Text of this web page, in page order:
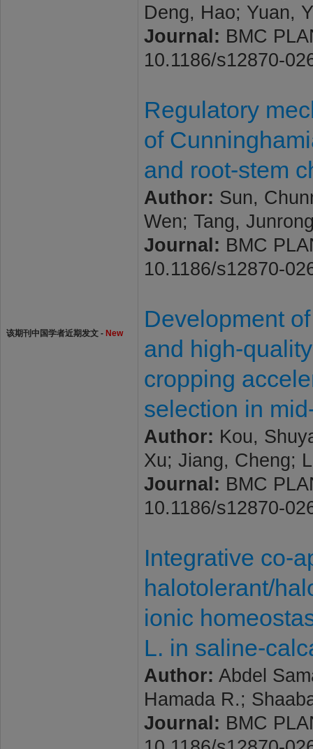
该期刊中国学者近期发文 - New
Deng, Hao; Yuan,
Journal: BMC
10.1186/s12870-
Regulatory
of
and root-stem
Author: Sun,
Wen; Tang,
Journal: BMC
10.1186/s12870-
Development
and high-
cropping
selection in
Author: Kou,
Xu; Jiang, Cheng;
Journal: BMC
10.1186/s12870-
Integrative co-
halotolerant/
ionic
L. in saline-
Author: Abdel
Hamada R.;
Journal: BMC